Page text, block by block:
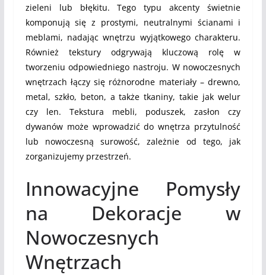
zieleni lub błękitu. Tego typu akcenty świetnie
komponują się z prostymi, neutralnymi ścianami i
meblami, nadając wnętrzu wyjątkowego charakteru.
Również tekstury odgrywają kluczową rolę w
tworzeniu odpowiedniego nastroju. W nowoczesnych
wnętrzach łączy się różnorodne materiały – drewno,
metal, szkło, beton, a także tkaniny, takie jak welur
czy len. Tekstura mebli, poduszek, zasłon czy
dywanów może wprowadzić do wnętrza przytulność
lub nowoczesną surowość, zależnie od tego, jak
zorganizujemy przestrzeń.
Innowacyjne Pomysły
na Dekoracje w
Nowoczesnych
Wnętrzach